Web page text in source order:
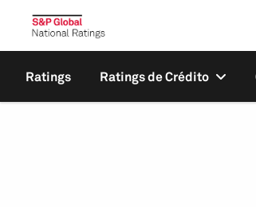
Ratings Ratings de Crédito